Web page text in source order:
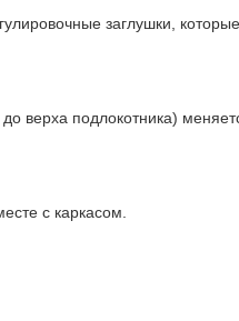
заглушки,
верха подлокотника)
с каркасом.